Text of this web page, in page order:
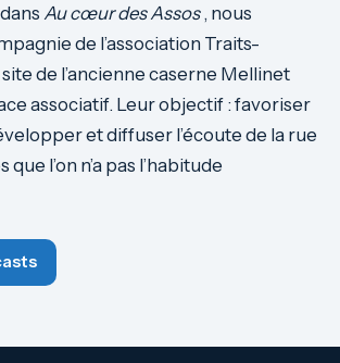
Au cœur des Assos, nous
de l’association Traits-
de l’ancienne caserne Mellinet
associatif. Leur objectif : favoriser
et diffuser l’écoute de la rue
l’on n’a pas l’habitude